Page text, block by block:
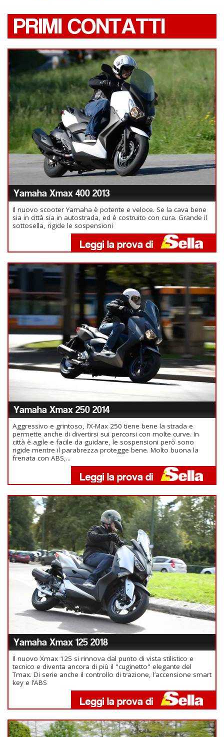
PRIMI CONTATTI
Yamaha Xmax 400 2013
Il nuovo scooter Yamaha è potente e veloce. Se la cava bene
sia in città sia in autostrada, ed è costruito con cura. Grande il
sottosella, rigide le sospensioni
Yamaha Xmax 250 2014
Aggressivo e grintoso, l’X-Max 250 tiene bene la strada e
permette anche di divertirsi sui percorsi con molte curve. In
città è agile e facile da guidare, le sospensioni però sono
rigide mentre il parabrezza protegge bene. Molto buona la
frenata con ABS,...
Yamaha Xmax 125 2018
Il nuovo Xmax 125 si rinnova dal punto di vista stilistico e
tecnico e diventa ancora di più il "cuginetto" elegante del
Tmax. Di serie anche il controllo di trazione, l’accensione smart
key e l’ABS